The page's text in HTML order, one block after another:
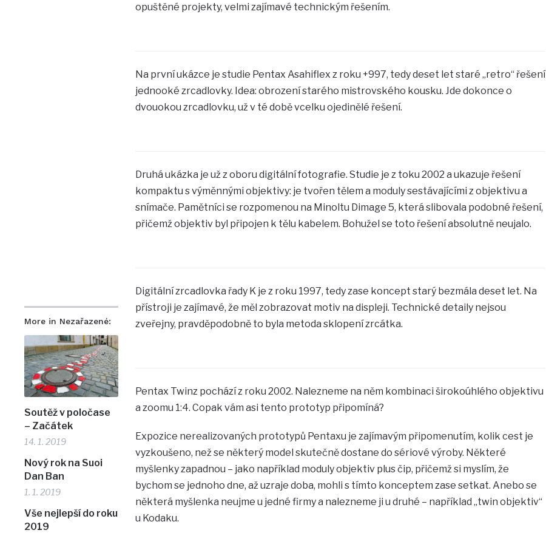
More in Nezařazené:
Soutěž v poločase
– Začátek
14. 1. 2019
Nový rok na Suoi
Dan Ban
1. 1. 2019
Vše nejlepší do roku
2019
opuštěné projekty, velmi zajímavé technickým řešením.
Na první ukázce je studie Pentax Asahiflex z roku +997, tedy deset let staré „retro“ řešení
jednooké zrcadlovky. Idea: obrození starého mistrovského kousku. Jde dokonce o
dvouokou zrcadlovku, už v té době vcelku ojedinělé řešení.
Druhá ukázka je už z oboru digitální fotografie. Studie je z toku 2002 a ukazuje řešení
kompaktu s výměnnými objektivy: je tvořen tělem a moduly sestávajícími z objektivu a
snímače. Pamětníci se rozpomenou na Minoltu Dimage 5, která slibovala podobné řešení,
přičemž objektiv byl připojen k tělu kabelem. Bohužel se toto řešení absolutně neujalo.
Digitální zrcadlovka řady K je z roku 1997, tedy zase koncept starý bezmála deset let. Na
přístroji je zajímavé, že měl zobrazovat motiv na displeji. Technické detaily nejsou
zveřejny, pravděpodobně to byla metoda sklopení zrcátka.
Pentax Twinz pochází z roku 2002. Nalezneme na něm kombinaci širokoúhlého objektivu
a zoomu 1:4. Copak vám asi tento prototyp připomíná?
Expozice nerealizovaných prototypů Pentaxu je zajímavým připomenutím, kolik cest je
vyzkoušeno, než se některý model skutečně dostane do sériové výroby. Některé
myšlenky zapadnou – jako například moduly objektiv plus čip, přičemž si myslím, že
bychom se jednoho dne, až uzraje doba, mohli s tímto konceptem zase setkat. Anebo se
některá myšlenka neujme u jedné firmy a nalezneme ji u druhé – například „twin objektiv“
u Kodaku.